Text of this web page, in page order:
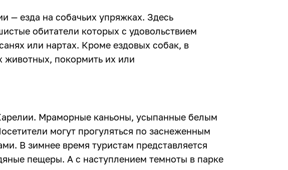
— езда на собачьих упряжках. Здесь
обитатели которых с удовольствием
или нартах. Кроме ездовых собак, в
животных, покормить их или
Мраморные каньоны, усыпанные белым
могут прогуляться по заснеженным
В зимнее время туристам представляется
пещеры. А с наступлением темноты в парке